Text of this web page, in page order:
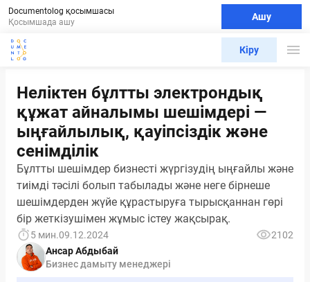
Documentolog қосымшасы
Қосымшада ашу
Ашу
Кіру
Неліктен бұлтты электрондық
құжат айналымы шешімдері —
ыңғайлылық, қауіпсіздік және
сенімділік
Бұлтты шешімдер бизнесті жүргізудің ыңғайлы және
тиімді тәсілі болып табылады және неге бірнеше
шешімдерден жүйе құрастыруға тырысқаннан гөрі
бір жеткізушімен жұмыс істеу жақсырақ.
5 мин.09.12.2024
2102
Ансар Абдыбай
Бизнес дамыту менеджері